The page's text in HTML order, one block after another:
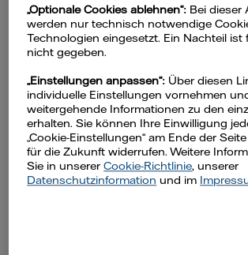
„Optionale Cookies ablehnen“: Bei dieser
werden nur technisch notwendige
Technologien eingesetzt. Ein Nachteil ist
nicht gegeben.
„Einstellungen anpassen“: Über diesen
individuelle Einstellungen vornehmen
weitergehende Informationen zu den
erhalten. Sie können Ihre Einwilligung
„Cookie-Einstellungen“ am Ende der
für die Zukunft widerrufen. Weitere
Sie in unsererCookie-Richtlinie, unserer
Datenschutzinformation und im